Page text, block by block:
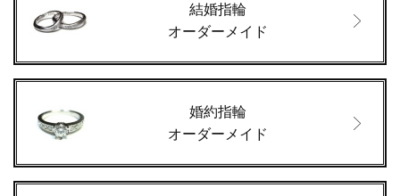
結婚指輪
オーダーメイド
婚約指輪
オーダーメイド